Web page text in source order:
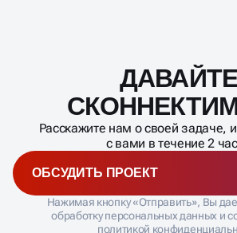
процесса
ДАВАЙТЕ
Расскажите нам о своей задаче,
с вами в течение 2
ОБСУДИТЬ ПРОЕКТ
Нажимая кнопку «Отправить», Вы
обработку персональных данных и
политикой